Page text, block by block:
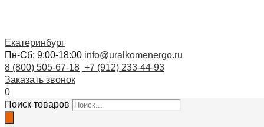
Екатеринбург
Пн-Сб: 9:00-18:00 info@uralkomenergo.ru
8 (800) 505-67-18 +7 (912) 233-44-93
Заказать звонок
0
Поиск товаров